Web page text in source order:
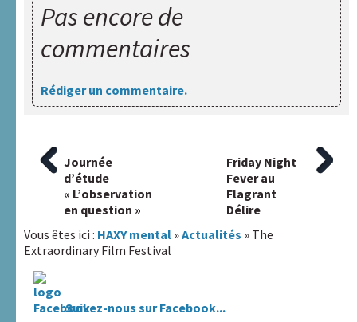
Réseau
HAXY
Pas encore de
commentaires
Rédiger un commentaire.
Navigation
l’article
Article
précédent
:
Journée
d’étude
« L’observation
en question »
Article
suivant
:
Friday Night
Fever au
Flagrant
Délire
Vous êtes ici : HAXY mental »Actualités » The
Extraordinary Film Festival
Suivez-nous sur Facebook...